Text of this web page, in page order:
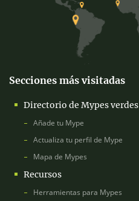
Secciones más visitadas
Directorio de Mypes verdes
Añade tu Mype
Actualiza tu perfil de Mype
Mapa de Mypes
Recursos
Herramientas para Mypes